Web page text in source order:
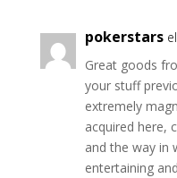
pokerstars
Great goods
your stuff
extremely
acquired here,
and the way in
entertaining